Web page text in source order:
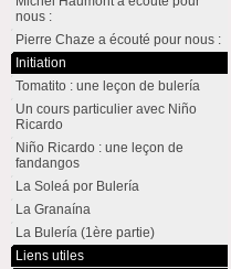
nous :
Pierre Chaze a écouté pour nous :
Initiation
Tomatito : une leçon de bulería
Un cours particulier avec Niño
Ricardo
Niño Ricardo : une leçon de
fandangos
La Soleá por Bulería
La Granaína
La Bulería (1ère partie)
Liens utiles